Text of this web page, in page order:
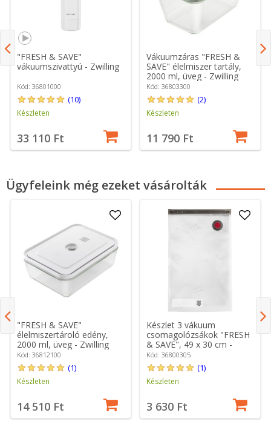
"FRESH & SAVE"
vákuumszivattyú - Zwilling
Kód: 36801000
(10)
Készleten
33 110 Ft
Vákuumzáras "FRESH &
SAVE" élelmiszer tartály,
2000 ml, üveg - Zwilling
Kód: 36803300
(2)
Készleten
11 790 Ft
Ügyfeleink még ezeket vásárolták
"FRESH & SAVE"
élelmiszertároló edény,
2000 ml, üveg - Zwilling
Kód: 36812100
(1)
Készleten
14 510 Ft
Készlet 3 vákuum
csomagolózsákok "FRESH
& SAVE", 49 x 30 cm -
Zwilling
Kód: 36800305
(1)
Készleten
3 630 Ft